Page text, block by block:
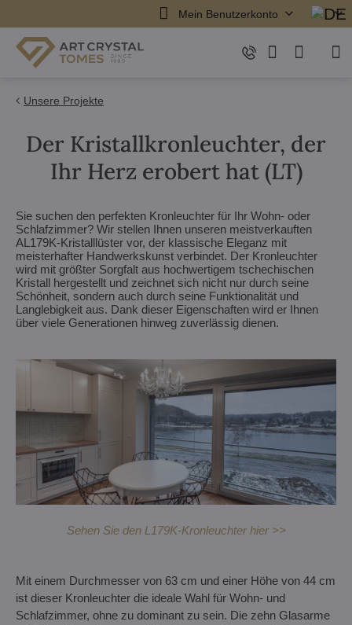
Mein Benutzerkonto
Unsere Projekte
Der Kristallkronleuchter, der
Ihr Herz erobert hat (LT)
Sie suchen den perfekten Kronleuchter für Ihr Wohn- oder
Schlafzimmer? Wir stellen Ihnen unseren meistverkauften
AL179K-Kristalllüster vor, der klassische Eleganz mit
meisterhafter Handwerkskunst verbindet. Der Kronleuchter
wird mit größter Sorgfalt aus hochwertigem tschechischen
Kristall hergestellt und zeichnet sich nicht nur durch seine
Schönheit, sondern auch durch seine Funktionalität und
Langlebigkeit aus. Dank dieser Eigenschaften wird er Ihnen
über viele Generationen hinweg zuverlässig dienen.
Sehen Sie den L179K-Kronleuchter hier >>
Mit einem Durchmesser von 63 cm und einer Höhe von 44 cm
ist dieser Kronleuchter die ideale Wahl für Wohn- und
Schlafzimmer, ohne zu dominant zu sein. Die zehn Glasarme